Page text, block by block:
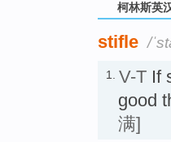
柯林斯英
stifle /
1. V-T If
good
满]